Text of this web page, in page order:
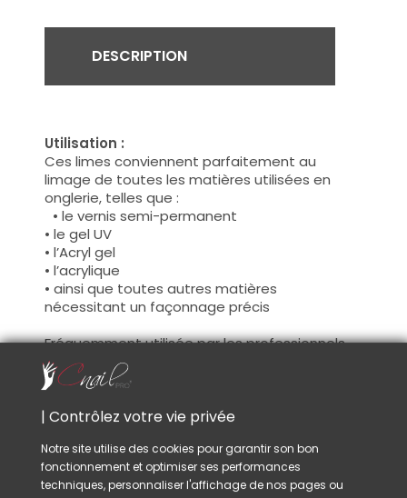
DESCRIPTION
Utilisation :
Ces limes conviennent parfaitement au
limage de toutes les matières utilisées en
onglerie, telles que :
• le vernis semi-permanent
• le gel UV
• l’Acryl gel
• l’acrylique
• ainsi que toutes autres matières
nécessitant un façonnage précis
Fréquemment utilisée par les professionnels
de l’onglerie, ces limes conviendront tout
autant aux passionnés exigeants, soucieux de
Avant la première utilisation, il est conseillé
d’adoucir légèrement les bords de votre lime
afin d’éviter toute irritation ou blessure
| Contrôlez votre vie privée
Notre site utilise des cookies pour garantir son bon
fonctionnement et optimiser ses performances
techniques, personnaliser l'affichage de nos pages ou